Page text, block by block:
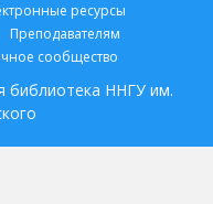
ресурсы
Преподавателям
сообщество
библиотека ННГУ им.